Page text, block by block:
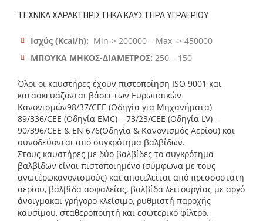
ΤΕΧΝΙΚΑ ΧΑΡΑΚΤΗΡΙΣΤΗΚΑ ΚΑΥΣΤΗΡΑ ΥΓΡΑΕΡΙΟΥ
Ισχύς (Kcal/h): Min-> 200000 – Max -> 450000
ΜΠΟΥΚΑ ΜΗΚΟΣ-ΔΙΑΜΕΤΡΟΣ: 250 – 150
Όλοι οι καυστήρες έχουν πιστοποίηση ISO 9001 και
κατασκευάζονται βάσει των Ευρωπαικών
Κανονισμών98/37/CEE (Οδηγία για Μηχανήματα)
89/336/CEE (Οδηγία EMC) – 73/23/CEE (Οδηγία LV) –
90/396/CEE & ΕΝ 676(Οδηγία & Κανονισμός Αερίου) και
συνοδεύονται από συγκρότημα βαλβίδων.
Στους καυστήρες με δύο βαλβίδες το συγκρότημα
βαλβίδων είναι πιστοποιημένο (σύμφωνα με τους
ανωτέρωκανονισμούς) και αποτελείται από πρεσσοστάτη
αερίου, βαλβίδα ασφαλείας, βαλβίδα λειτουργίας με αργό
άνοιγμακαι γρήγορο κλείσιμο, ρυθμιστή παροχής
καυσίμου, σταθεροποιητή και εσωτερικό φίλτρο.